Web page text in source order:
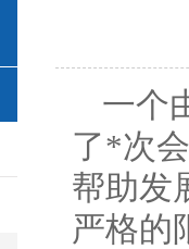
一个
了*次
帮助发
严格的